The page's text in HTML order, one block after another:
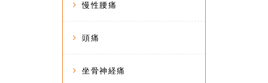
慢性腰痛
頭痛
坐骨神経痛